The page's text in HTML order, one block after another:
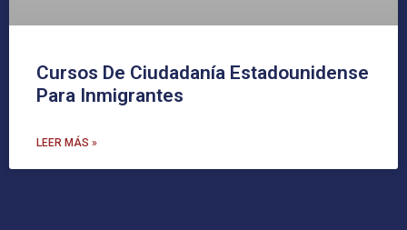
Cursos De Ciudadanía Estadounidense
Para Inmigrantes
LEER MÁS »